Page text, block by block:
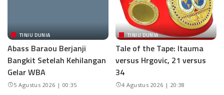
TINJU DUNIA
Abass Baraou Berjanji
Bangkit Setelah Kehilangan
Gelar WBA
5 Agustus 2026 | 00:35
TINJU DUNIA
Tale of the Tape: Itauma
versus Hrgovic, 21 versus
34
4 Agustus 2026 | 20:38